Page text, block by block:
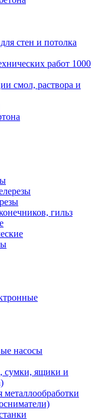
стен и потолка
работ 1000
смол, раствора и
гильз
насосы
сумки, ящики и